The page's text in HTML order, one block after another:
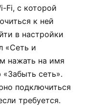
Fi, с которой
к ней
в настройки
«Сеть и
нажать на имя
сеть».
подключиться
требуется.